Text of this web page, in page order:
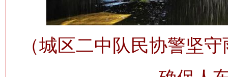
（城区二中队民协警坚